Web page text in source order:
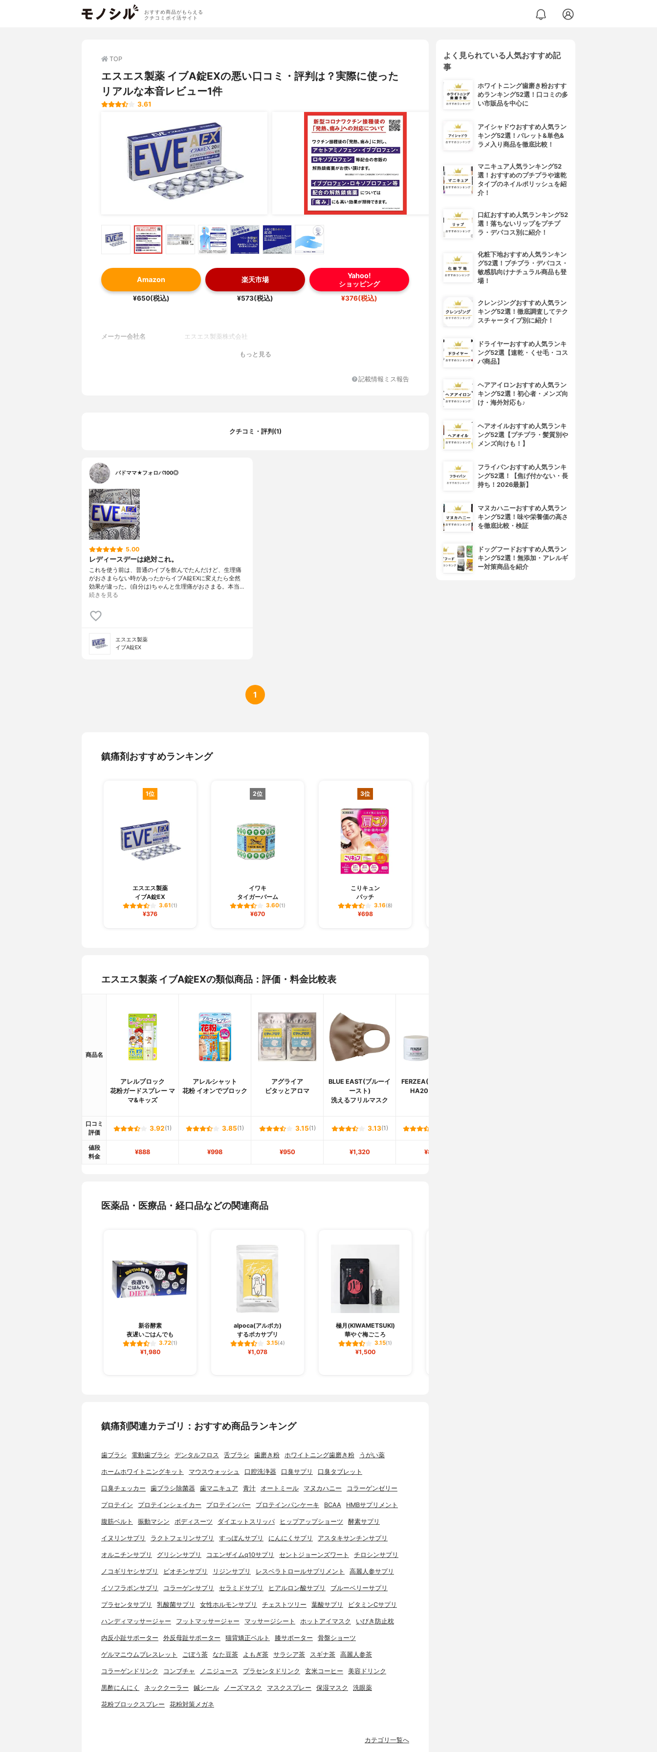
おすすめ商品がもらえる
クチコミポイ活サイト
TOP
エスエス製薬 イブA錠EXの悪い口コミ・評判は？実際に使った
リアルな本音レビュー1件
3.61
Amazon
¥650(税込)
楽天市場
¥573(税込)
Yahoo!
ショッピング
¥376(税込)
メーカー会社名 エスエス製薬株式会社
もっと見る
記載情報ミス報告
クチコミ・評判(1)
バドママ★フォロバ100◎
5.00
レディースデーは絶対これ。
これを使う前は、普通のイブを飲んでたんだけど、生理痛
がおさまらない時があったからイブA錠EXに変えたら全然
効果が違った。(自分は)ちゃんと生理痛がおさまる。本当…
続きを見る
エスエス製薬
イブA錠EX
1
鎮痛剤おすすめランキング
1位
エスエス製薬
イブA錠EX
3.61(1)
¥376
2位
イワキ
タイガーバーム
3.60(1)
¥670
3位
こりキュン
パッチ
3.16(8)
¥698
エスエス製薬 イブA錠EXの類似商品：評価・料金比較表
商品名
アレルブロック
花粉ガードスプレー マ
マ&キッズ
アレルシャット
花粉 イオンでブロック
アグライア
ピタッとアロマ
BLUE EAST(ブルーイ
ースト)
洗えるフリルマスク
FERZEA(フェルゼア)
HA20クリーム
口コミ
評価
3.92(1) 3.85(1) 3.15(1) 3.13(1)
値段
料金
¥888 ¥998 ¥950 ¥1,320 ¥852
医薬品・医療品・経口品などの関連商品
新谷酵素
夜遅いごはんでも
3.72(1)
¥1,980
alpoca(アルポカ)
するポカサプリ
3.15(4)
¥1,078
極月(KIWAMETSUKI)
華やぐ梅ごころ
3.15(1)
¥1,500
鎮痛剤関連カテゴリ：おすすめ商品ランキング
歯ブラシ 電動歯ブラシ デンタルフロス 舌ブラシ 歯磨き粉 ホワイトニング歯磨き粉 うがい薬
ホームホワイトニングキット マウスウォッシュ 口腔洗浄器 口臭サプリ 口臭タブレット
口臭チェッカー 歯ブラシ除菌器 歯マニキュア 青汁 オートミール マヌカハニー コラーゲンゼリー
プロテイン プロテインシェイカー プロテインバー プロテインパンケーキ BCAA HMBサプリメント
腹筋ベルト 振動マシン ボディスーツ ダイエットスリッパ ヒップアップショーツ 酵素サプリ
イヌリンサプリ ラクトフェリンサプリ すっぽんサプリ にんにくサプリ アスタキサンチンサプリ
オルニチンサプリ グリシンサプリ コエンザイムq10サプリ セントジョーンズワート チロシンサプリ
ノコギリヤシサプリ ビオチンサプリ リジンサプリ レスベラトロールサプリメント 高麗人参サプリ
イソフラボンサプリ コラーゲンサプリ セラミドサプリ ヒアルロン酸サプリ ブルーベリーサプリ
プラセンタサプリ 乳酸菌サプリ 女性ホルモンサプリ チェストツリー 葉酸サプリ ビタミンCサプリ
ハンディマッサージャー フットマッサージャー マッサージシート ホットアイマスク いびき防止枕
内反小趾サポーター 外反母趾サポーター 猫背矯正ベルト 膝サポーター 骨盤ショーツ
ゲルマニウムブレスレット ごぼう茶 なた豆茶 よもぎ茶 サラシア茶 スギナ茶 高麗人参茶
コラーゲンドリンク コンブチャ ノニジュース プラセンタドリンク 玄米コーヒー 美容ドリンク
黒酢にんにく ネッククーラー 鍼シール ノーズマスク マスクスプレー 保湿マスク 洗眼薬
花粉ブロックスプレー 花粉対策メガネ
カテゴリ一覧へ
よく見られている人気おすすめ記
事
ホワイトニング歯磨き粉おすす
めランキング52選！口コミの多
い市販品を中心に
アイシャドウおすすめ人気ラン
キング52選！パレット&単色&
ラメ入り商品を徹底比較！
マニキュア人気ランキング52
選！おすすめのプチプラや速乾
タイプのネイルポリッシュを紹
介！
口紅おすすめ人気ランキング52
選！落ちないリップをプチプ
ラ・デパコス別に紹介！
化粧下地おすすめ人気ランキン
グ52選！プチプラ・デパコス・
敏感肌向けナチュラル商品も登
場！
クレンジングおすすめ人気ラン
キング52選！徹底調査してテク
スチャータイプ別に紹介！
ドライヤーおすすめ人気ランキ
ング52選【速乾・くせ毛・コス
パ商品】
ヘアアイロンおすすめ人気ラン
キング52選！初心者・メンズ向
け・海外対応も♪
ヘアオイルおすすめ人気ランキ
ング52選【プチプラ・髪質別や
メンズ向けも！】
フライパンおすすめ人気ランキ
ング52選！【焦げ付かない・長
持ち！2026最新】
マヌカハニーおすすめ人気ラン
キング52選！味や栄養価の高さ
を徹底比較・検証
ドッグフードおすすめ人気ラン
キング52選！無添加・アレルギ
ー対策商品を紹介